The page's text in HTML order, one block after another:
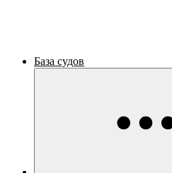
База судов